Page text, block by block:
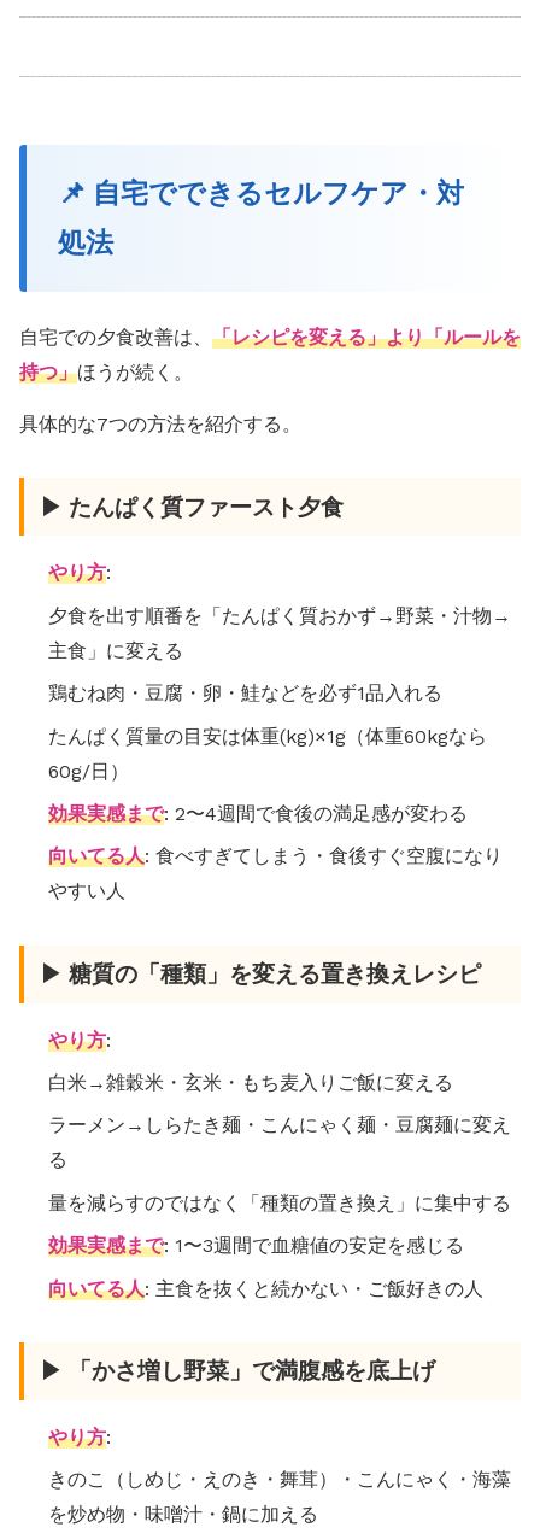
📌 自宅でできるセルフケア・対
処法
自宅での夕食改善は、 「レシピを変える」より「ルールを
持つ」ほうが続く。
具体的な7つの方法を紹介する。
▶ たんぱく質ファースト夕食
やり方:
夕食を出す順番を「たんぱく質おかず→野菜・汁物→
主食」に変える
鶏むね肉・豆腐・卵・鮭などを必ず1品入れる
たんぱく質量の目安は体重(kg)×1g（体重60kgなら
60g/日）
効果実感まで: 2〜4週間で食後の満足感が変わる
向いてる人: 食べすぎてしまう・食後すぐ空腹になり
やすい人
▶ 糖質の「種類」を変える置き換えレシピ
やり方:
白米→雑穀米・玄米・もち麦入りご飯に変える
ラーメン→しらたき麺・こんにゃく麺・豆腐麺に変え
る
量を減らすのではなく「種類の置き換え」に集中する
効果実感まで: 1〜3週間で血糖値の安定を感じる
向いてる人: 主食を抜くと続かない・ご飯好きの人
▶ 「かさ増し野菜」で満腹感を底上げ
やり方:
きのこ（しめじ・えのき・舞茸）・こんにゃく・海藻
を炒め物・味噌汁・鍋に加える